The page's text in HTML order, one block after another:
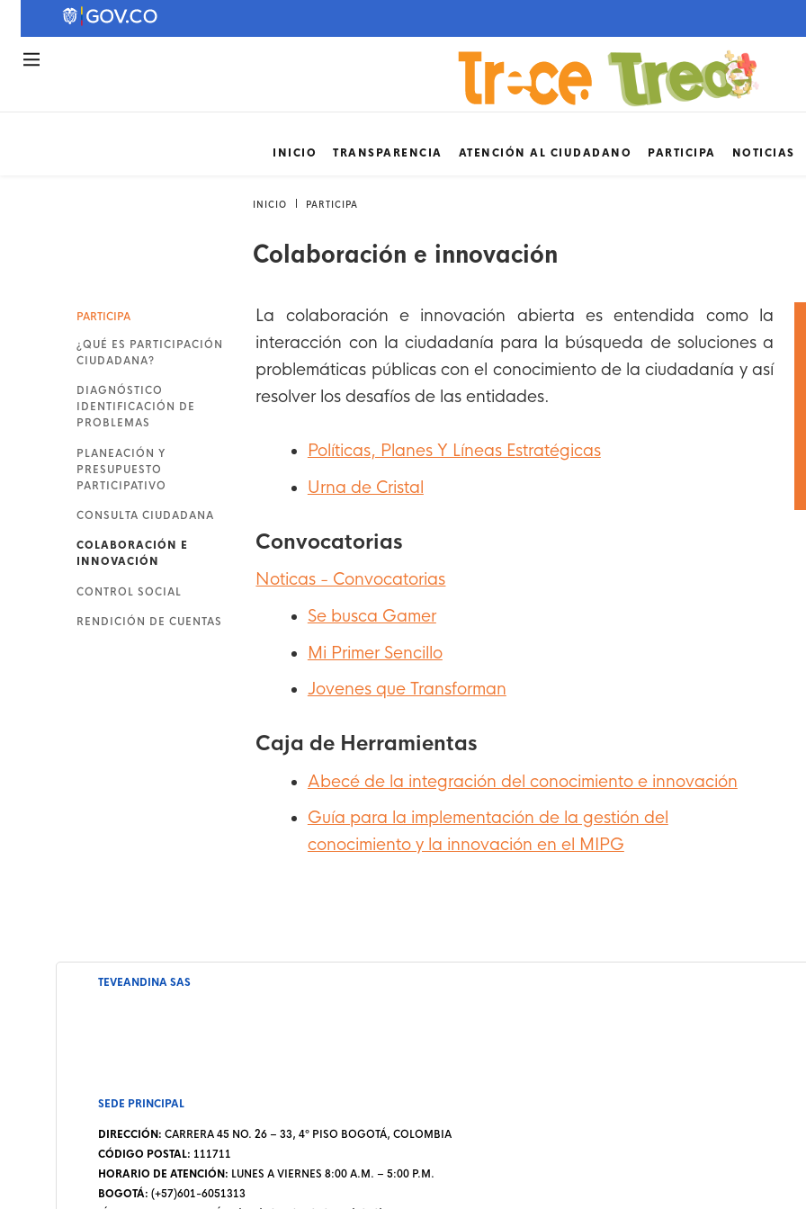
INICIO TRANSPARENCIA ATENCIÓN AL CIUDADANO PARTICIPA NOTICIAS
INICIO PARTICIPA
Colaboración e innovación
PARTICIPA
¿QUÉ ES PARTICIPACIÓN
CIUDADANA?
DIAGNÓSTICO
IDENTIFICACIÓN DE
PROBLEMAS
PLANEACIÓN Y
PRESUPUESTO
PARTICIPATIVO
CONSULTA CIUDADANA
COLABORACIÓN E
INNOVACIÓN
CONTROL SOCIAL
RENDICIÓN DE CUENTAS
La colaboración e innovación abierta es entendida como la
interacción con la ciudadanía para la búsqueda de soluciones a
problemáticas públicas con el conocimiento de la ciudadanía y así
resolver los desafíos de las entidades.
Políticas, Planes Y Líneas Estratégicas
Urna de Cristal
Convocatorias
Noticas - Convocatorias
Se busca Gamer
Mi Primer Sencillo
Jovenes que Transforman
Caja de Herramientas
Abecé de la integración del conocimiento e innovación
Guía para la implementación de la gestión del
conocimiento y la innovación en el MIPG
TEVEANDINA SAS
SEDE PRINCIPAL
DIRECCIÓN: CARRERA 45 NO. 26 – 33, 4º PISO BOGOTÁ, COLOMBIA
CÓDIGO POSTAL: 111711
HORARIO DE ATENCIÓN: LUNES A VIERNES 8:00 A.M. – 5:00 P.M.
BOGOTÁ: (+57)601-6051313